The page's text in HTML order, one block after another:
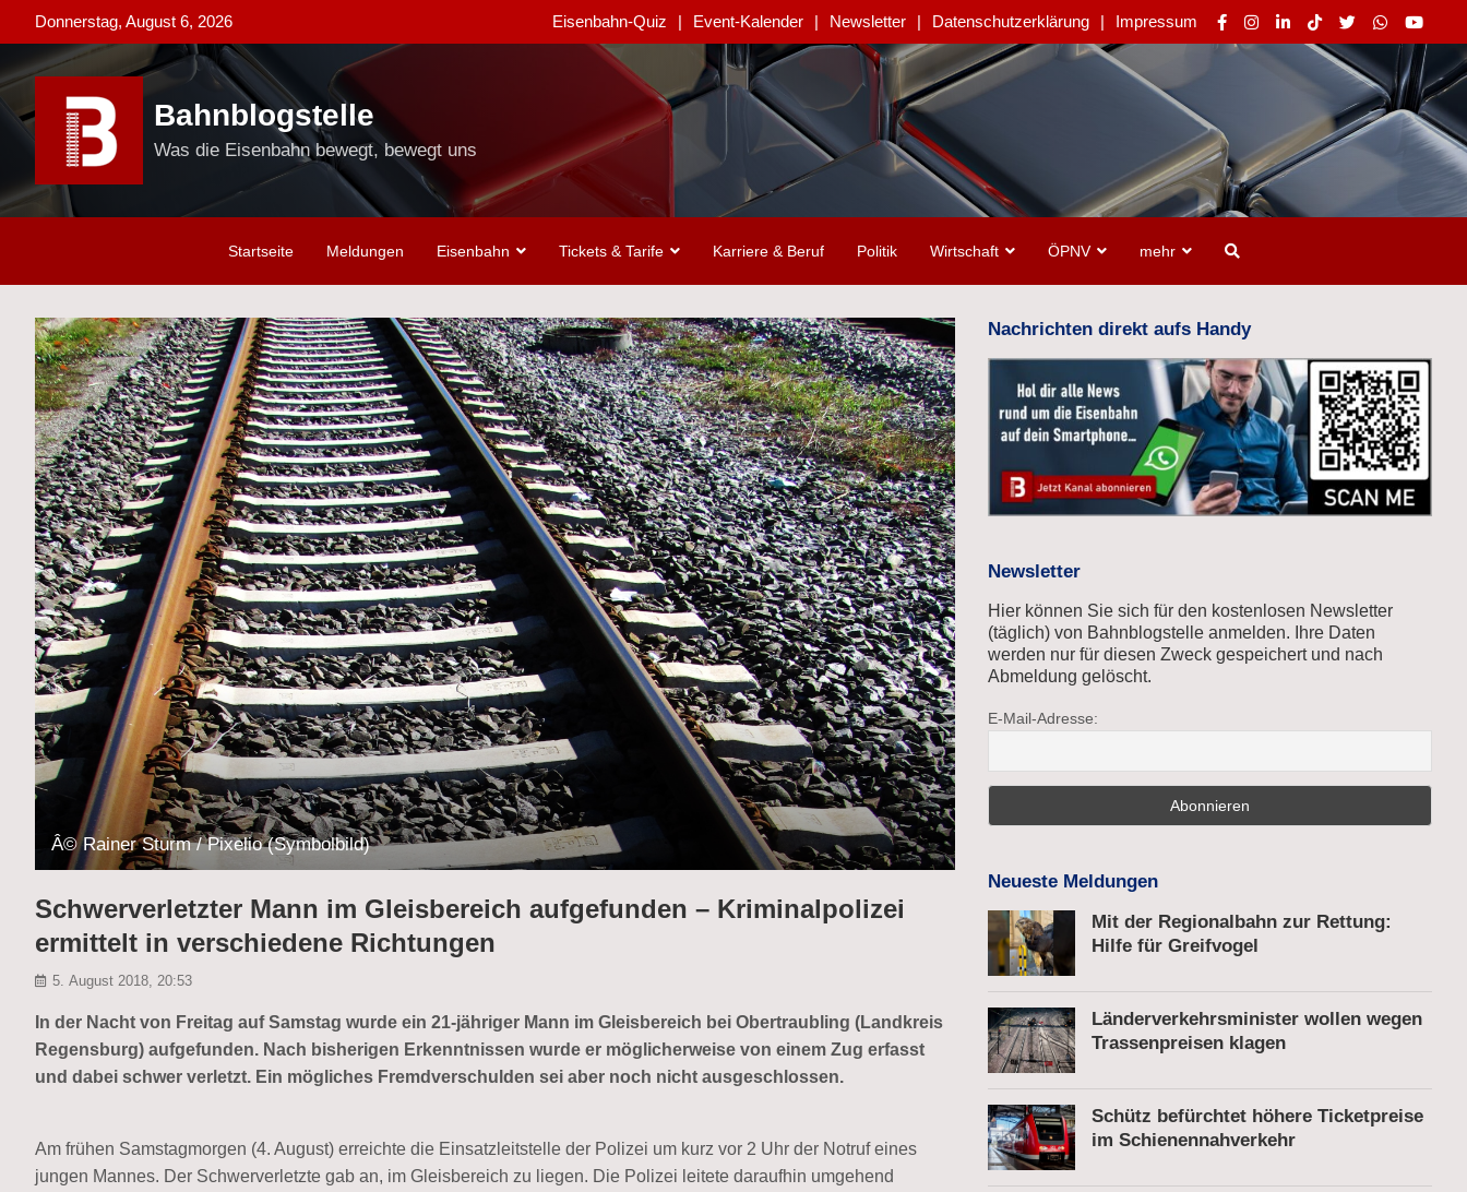
to
content
Donnerstag, August 6, 2026 Eisenbahn-Quiz Event-Kalender Newsletter Datenschutzerklärung Impressum
Bahnblogstelle
Was die Eisenbahn bewegt, bewegt uns
Startseite Meldungen Eisenbahn Tickets & Tarife Karriere & Beruf Politik Wirtschaft ÖPNV mehr
Â© Rainer Sturm / Pixelio (Symbolbild)
Schwerverletzter Mann im Gleisbereich aufgefunden – Kriminalpolizei
ermittelt in verschiedene Richtungen
5. August 2018, 20:53
In der Nacht von Freitag auf Samstag wurde ein 21-jähriger Mann im Gleisbereich bei Obertraubling (Landkreis
Regensburg) aufgefunden. Nach bisherigen Erkenntnissen wurde er möglicherweise von einem Zug erfasst
und dabei schwer verletzt. Ein mögliches Fremdverschulden sei aber noch nicht ausgeschlossen.
Am frühen Samstagmorgen (4. August) erreichte die Einsatzleitstelle der Polizei um kurz vor 2 Uhr der Notruf eines
jungen Mannes. Der Schwerverletzte gab an, im Gleisbereich zu liegen. Die Polizei leitete daraufhin umgehend
Nachrichten direkt aufs Handy
Newsletter
Hier können Sie sich für den kostenlosen Newsletter
(täglich) von Bahnblogstelle anmelden. Ihre Daten
werden nur für diesen Zweck gespeichert und nach
Abmeldung gelöscht.
E-Mail-Adresse:
Neueste Meldungen
Mit der Regionalbahn zur Rettung:
Hilfe für Greifvogel
Länderverkehrsminister wollen wegen
Trassenpreisen klagen
Schütz befürchtet höhere Ticketpreise
im Schienennahverkehr